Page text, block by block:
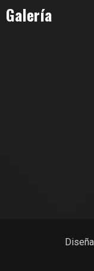
Galería